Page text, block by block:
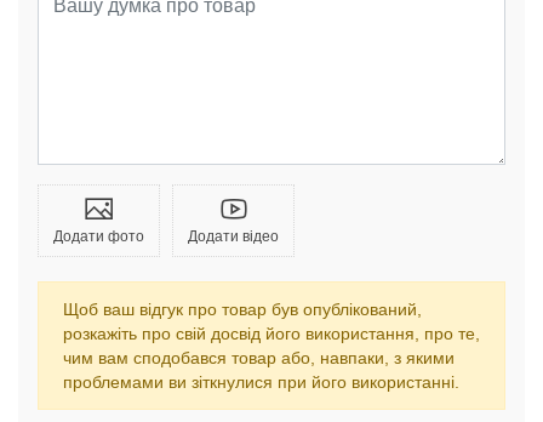
Додати фото Додати відео
Щоб ваш відгук про товар був опублікований,
розкажіть про свій досвід його використання, про те,
чим вам сподобався товар або, навпаки, з якими
проблемами ви зіткнулися при його використанні.